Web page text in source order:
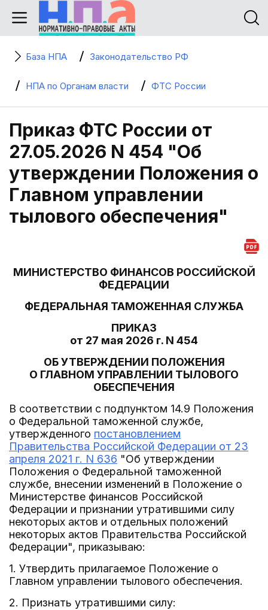
База НПА Законодательство РФ
НПА по Органам власти ФТС России
Приказ ФТС России от
27.05.2026 N 454 "Об
утверждении Положения о
Главном управлении
тылового обеспечения"
МИНИСТЕРСТВО ФИНАНСОВ РОССИЙСКОЙ
ФЕДЕРАЦИИ
ФЕДЕРАЛЬНАЯ ТАМОЖЕННАЯ СЛУЖБА
ПРИКАЗ
от 27 мая 2026 г. N 454
ОБ УТВЕРЖДЕНИИ ПОЛОЖЕНИЯ
О ГЛАВНОМ УПРАВЛЕНИИ ТЫЛОВОГО
ОБЕСПЕЧЕНИЯ
В соответствии с подпунктом 14.9 Положения
о Федеральной таможенной службе,
утвержденного постановлением
Правительства Российской Федерации от 23
апреля 2021 г. N 636 "Об утверждении
Положения о Федеральной таможенной
службе, внесении изменений в Положение о
Министерстве финансов Российской
Федерации и признании утратившими силу
некоторых актов и отдельных положений
некоторых актов Правительства Российской
Федерации", приказываю:
1. Утвердить прилагаемое Положение о
Главном управлении тылового обеспечения.
2. Признать утратившими силу: